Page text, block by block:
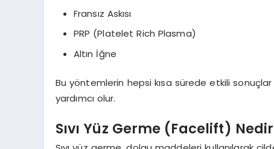
Fransız Askısı
PRP (Platelet Rich Plasma)
Altın İğne
Bu yöntemlerin hepsi kısa sürede etkili
yardımcı olur.
Sıvı Yüz Germe (Facelift)